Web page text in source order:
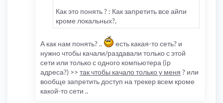
Как это понять ? : Как запретить все айпи
кроме локальных?,
А как нам понять? ..
есть какая-то сеть? и
нужно чтобы качали/раздавали только с этой
сети или только с одного компьютера (ip
адреса?) >> так чтобы качало только у меня ? или
вообще запретить доступ на трекер всем кроме
какой-то сети ..